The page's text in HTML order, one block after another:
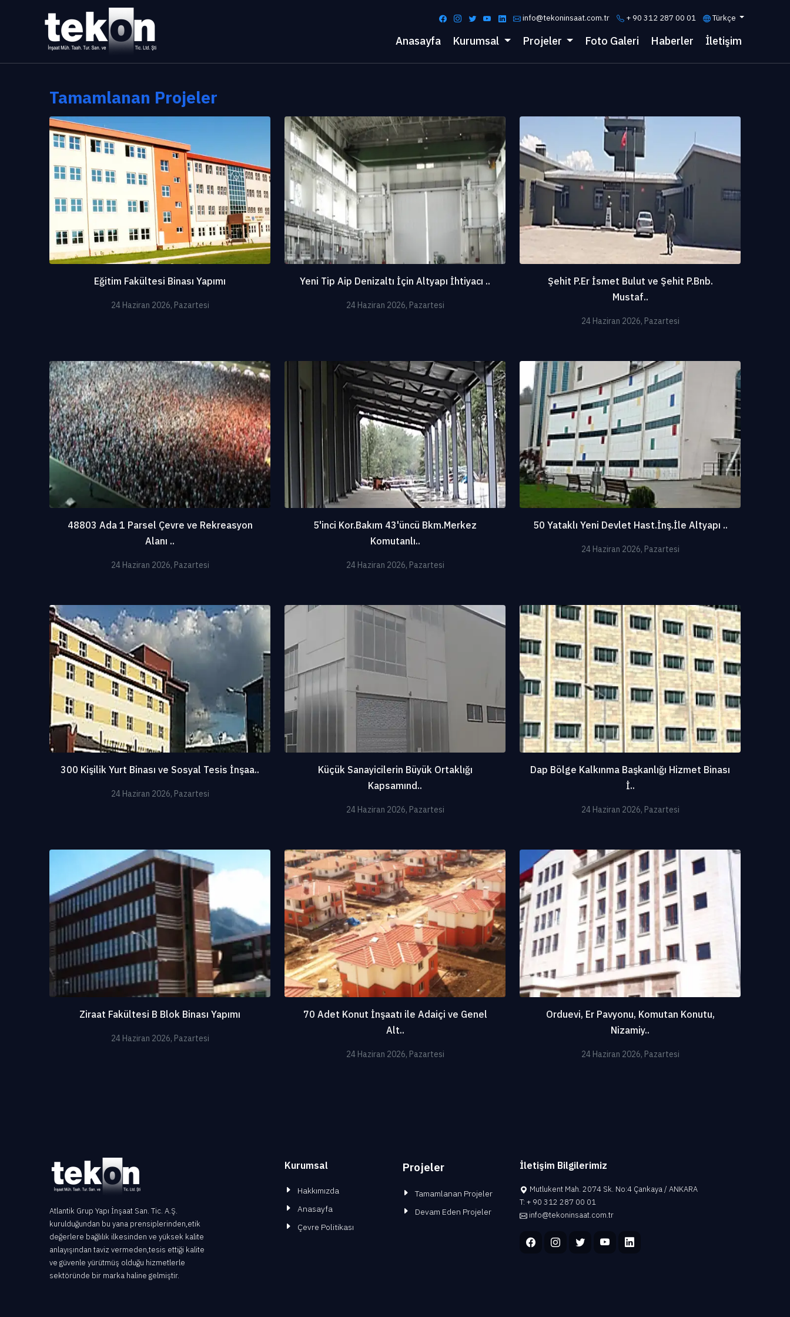
info@tekoninsaat.com.tr + 90 312 287 00 01 Türkçe
Anasayfa Kurumsal Projeler Foto Galeri Haberler İletişim
Tamamlanan Projeler
Eğitim Fakültesi Binası Yapımı
24 Haziran 2026, Pazartesi
Yeni Tip Aip Denizaltı İçin Altyapı İhtiyacı ..
24 Haziran 2026, Pazartesi
Şehit P.Er İsmet Bulut ve Şehit P.Bnb.
Mustaf..
24 Haziran 2026, Pazartesi
48803 Ada 1 Parsel Çevre ve Rekreasyon
Alanı ..
24 Haziran 2026, Pazartesi
5'inci Kor.Bakım 43'üncü Bkm.Merkez
Komutanlı..
24 Haziran 2026, Pazartesi
50 Yataklı Yeni Devlet Hast.İnş.İle Altyapı ..
24 Haziran 2026, Pazartesi
300 Kişilik Yurt Binası ve Sosyal Tesis İnşaa..
24 Haziran 2026, Pazartesi
Küçük Sanayicilerin Büyük Ortaklığı
Kapsamınd..
24 Haziran 2026, Pazartesi
Dap Bölge Kalkınma Başkanlığı Hizmet Binası
İ..
24 Haziran 2026, Pazartesi
Ziraat Fakültesi B Blok Binası Yapımı
24 Haziran 2026, Pazartesi
70 Adet Konut İnşaatı ile Adaiçi ve Genel
Alt..
24 Haziran 2026, Pazartesi
Orduevi, Er Pavyonu, Komutan Konutu,
Nizamiy..
24 Haziran 2026, Pazartesi
Atlantik Grup Yapı İnşaat San. Tic. A.Ş.
kurulduğundan bu yana prensiplerinden,etik
değerlere bağlılık ilkesinden ve yüksek kalite
anlayışından taviz vermeden,tesis ettiği kalite
ve güvenle yürütmüş olduğu hizmetlerle
sektöründe bir marka haline gelmiştir.
Kurumsal
Hakkımızda
Anasayfa
Çevre Politikası
Projeler
Tamamlanan Projeler
Devam Eden Projeler
İletişim Bilgilerimiz
Mutlukent Mah. 2074 Sk. No:4 Çankaya / ANKARA
T: + 90 312 287 00 01
info@tekoninsaat.com.tr